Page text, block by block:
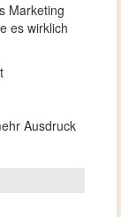
Marketing
es wirklich
Ausdruck